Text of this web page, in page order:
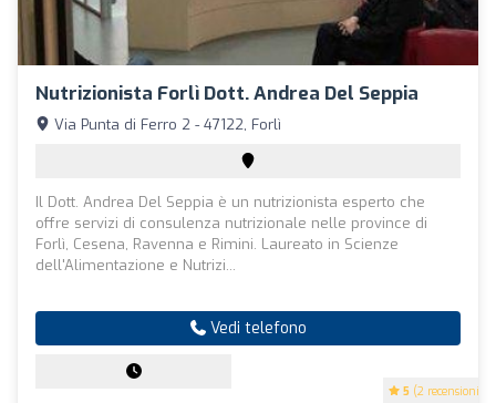
Nutrizionista Forlì Dott. Andrea Del Seppia
5 (2 recensioni)
Via Punta di Ferro 2 - 47122, Forlì
Il Dott. Andrea Del Seppia è un nutrizionista esperto che
offre servizi di consulenza nutrizionale nelle province di
Forlì, Cesena, Ravenna e Rimini. Laureato in Scienze
dell'Alimentazione e Nutrizi...
Vedi telefono